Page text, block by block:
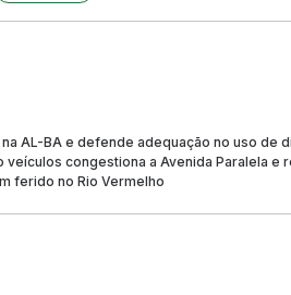
AL-BA e defende adequação no uso de
congestiona a Avenida Paralela e
ferido no Rio Vermelho